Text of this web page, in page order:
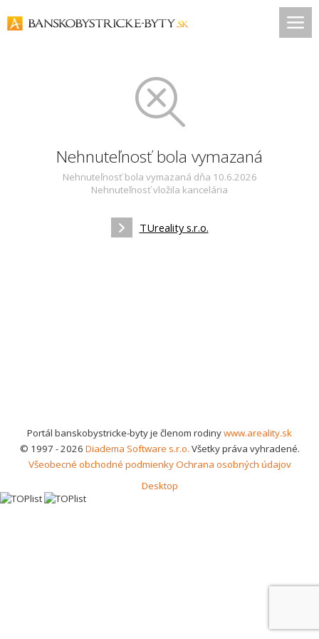
Nehnuteľnosť bola vymazaná
Nehnuteľnosť bola vymazaná dňa 10.6.2026
Nehnuteľnosť vložila kancelária
TUreality s.r.o.
Portál banskobystricke-byty je členom rodinywww.areality.sk
© 1997 - 2026 Diadema Software s.r.o. Všetky práva vyhradené.
Všeobecné obchodné podmienkyOchrana osobných údajov
Desktop